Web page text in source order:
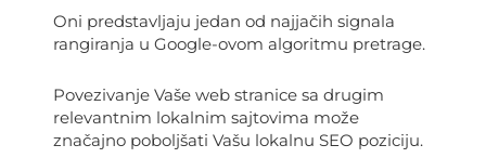
Oni predstavljaju jedan od najjačih signala
rangiranja u Google-ovom algoritmu pretrage.
Povezivanje Vaše web stranice sa drugim
relevantnim lokalnim sajtovima može
značajno poboljšati Vašu lokalnu SEO poziciju.